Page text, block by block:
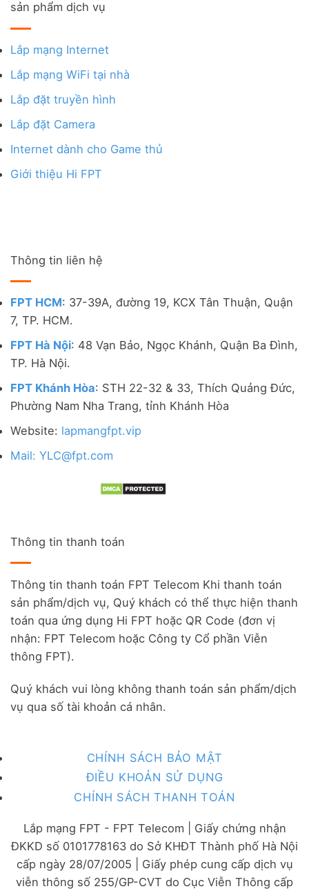
sản phẩm dịch vụ
Lắp mạng Internet
Lắp mạng WiFi tại nhà
Lắp đặt truyền hình
Lắp đặt Camera
Internet dành cho Game thủ
Giới thiệu Hi FPT
Thông tin liên hệ
FPT HCM: 37-39A, đường 19, KCX Tân Thuận, Quận
7, TP. HCM.
FPT Hà Nội: 48 Vạn Bảo, Ngọc Khánh, Quận Ba Đình,
TP. Hà Nội.
FPT Khánh Hòa: STH 22-32 & 33, Thích Quảng Đức,
Phường Nam Nha Trang, tỉnh Khánh Hòa
Website: lapmangfpt.vip
Mail: YLC@fpt.com
Thông tin thanh toán
Thông tin thanh toán FPT Telecom Khi thanh toán
sản phẩm/dịch vụ, Quý khách có thể thực hiện thanh
toán qua ứng dụng Hi FPT hoặc QR Code (đơn vị
nhận: FPT Telecom hoặc Công ty Cổ phần Viễn
thông FPT).
Quý khách vui lòng không thanh toán sản phẩm/dịch
vụ qua số tài khoản cá nhân.
CHÍNH SÁCH BẢO MẬT
ĐIỀU KHOẢN SỬ DỤNG
CHÍNH SÁCH THANH TOÁN
Lắp mạng FPT - FPT Telecom | Giấy chứng nhận
ĐKKD số 0101778163 do Sở KHĐT Thành phố Hà Nội
cấp ngày 28/07/2005 | Giấy phép cung cấp dịch vụ
viễn thông số 255/GP-CVT do Cục Viễn Thông cấp